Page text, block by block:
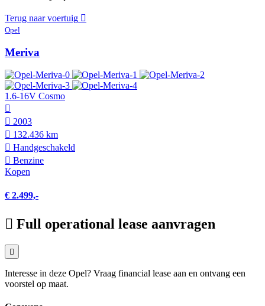
Terug naar voertuig
Opel
Meriva
1.6-16V Cosmo
2003
132.436 km
Hand­geschakeld
Benzine
Kopen
€ 2.499,-
Full operational lease aanvragen
Interesse in deze Opel? Vraag financial lease aan en ontvang een
voorstel op maat.